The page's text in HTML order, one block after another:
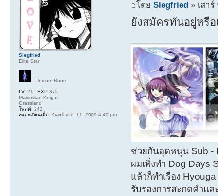
โดยSiegfried » เสาร์
ยังสมัครทันอยู่หรื
ช่วยกันอุดหนุน Sub -
ผมเพิ่งทำ Dog Days
แล้วก็ทำเรื่อง
รับรองการสะกดคำแล
Siegfried
Elite Star
Unicorn Rune
LV. 21 EXP 375
Maximilian Knight
Grassland
โพสต์: 242
ลงทะเบียนเมื่อ: จันทร์ พ.ค. 11, 2009 4:45 pm